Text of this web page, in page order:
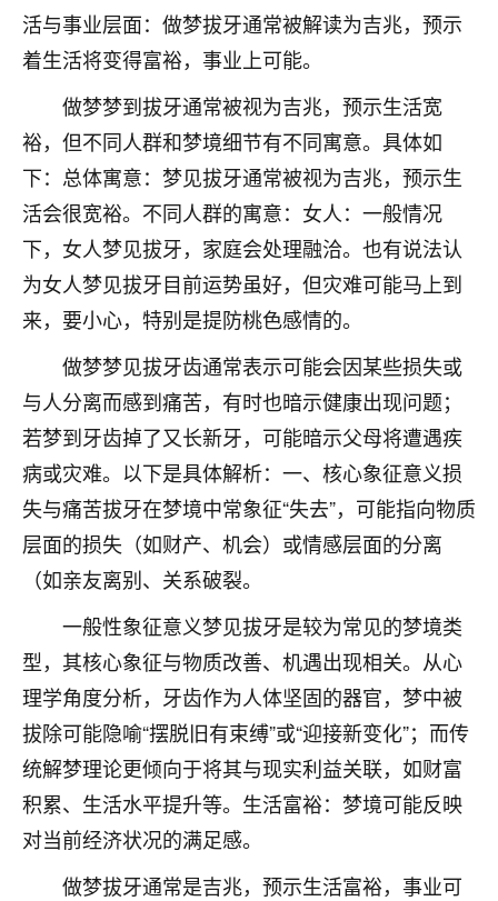
活与事业层面：做梦拔牙通常被解读为吉兆，预示
着生活将变得富裕，事业上可能。
做梦梦到拔牙通常被视为吉兆，预示生活宽
裕，但不同人群和梦境细节有不同寓意。具体如
下：总体寓意：梦见拔牙通常被视为吉兆，预示生
活会很宽裕。不同人群的寓意：女人：一般情况
下，女人梦见拔牙，家庭会处理融洽。也有说法认
为女人梦见拔牙目前运势虽好，但灾难可能马上到
来，要小心，特别是提防桃色感情的。
做梦梦见拔牙齿通常表示可能会因某些损失或
与人分离而感到痛苦，有时也暗示健康出现问题；
若梦到牙齿掉了又长新牙，可能暗示父母将遭遇疾
病或灾难。以下是具体解析：一、核心象征意义损
失与痛苦拔牙在梦境中常象征“失去”，可能指向物质
层面的损失（如财产、机会）或情感层面的分离
（如亲友离别、关系破裂。
一般性象征意义梦见拔牙是较为常见的梦境类
型，其核心象征与物质改善、机遇出现相关。从心
理学角度分析，牙齿作为人体坚固的器官，梦中被
拔除可能隐喻“摆脱旧有束缚”或“迎接新变化”；而传
统解梦理论更倾向于将其与现实利益关联，如财富
积累、生活水平提升等。生活富裕：梦境可能反映
对当前经济状况的满足感。
做梦拔牙通常是吉兆，预示生活富裕，事业可
的，把我们两口子愁的不行，朋友给我推荐的慧来老
师，一开始我是病急乱投医，这半年来，法事一个个
做完，我女儿跟变了个人一样，不期望她能考多好的
大学，只要能安安稳稳的把书读了，身体心理都健健
康康的我就很知足了！
鹿森：可怜天下父母心啊！
3小时前 来自河北 16
付深
我是公司人事调整，有升迁机会，但同时竞争的我们
三个，找老师的时候是抱着侥幸心理，没想到老师看
着我晋升有望，我半信半疑的按照老师建议，做了化
太岁还有一个发钱粮，本来年前的人事调整，拖到年
后，我以为都没戏了，结果开年一上班，开会提拔升
职第一个就是我，职务无所谓，主要是底薪加了
3000，非常开心，无论如何，感恩感谢！🙏🏻
鹿森：恭喜升职加薪！！，请客吗？�
32
心心相印
我身体不太好，总是病病殃殃的，去检查又没什么大
问题，反正就是不舒服。中医西医看遍了，找不到问
题，后来无意中看到有人推荐慧来老师，跟老师聊过
之后，心情豁然开朗，也听老师建议，处理了一些因
果问题。今年以来，身体比以前好多，主要是心情好
了，老师说境随心转，现在深有体会了。
鹿森：是的，其实跟老师聊过之后，最大的感
触，首先就是心态会变好，万般皆是命，半点
不由人！